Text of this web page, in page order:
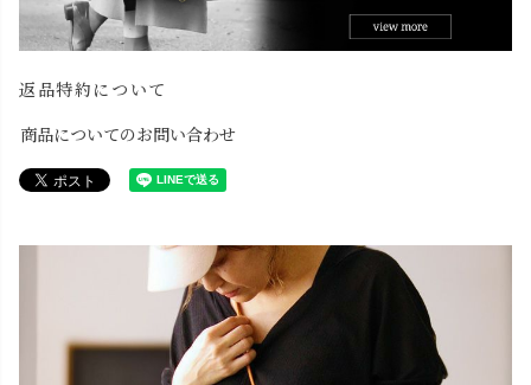
返品特約について
商品についてのお問い合わせ